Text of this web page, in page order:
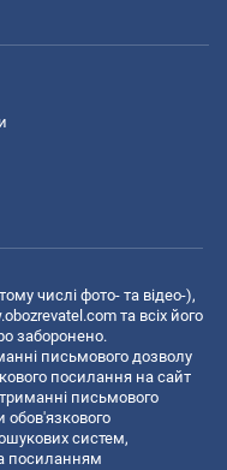
числі фото- та відео-),
та всіх його
заборонено.
письмового дозволу
посилання на сайт
письмового
обов'язкового
систем,
посиланням